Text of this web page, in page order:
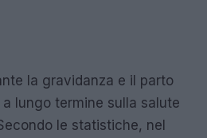
la gravidanza e il parto
lungo termine sulla salute
le statistiche, nel